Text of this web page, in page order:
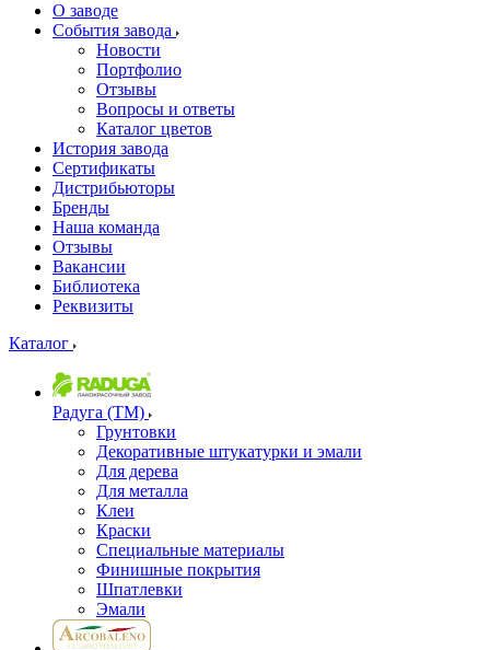
О заводе
События завода
Новости
Портфолио
Отзывы
Вопросы и ответы
Каталог цветов
История завода
Сертификаты
Дистрибьюторы
Бренды
Наша команда
Отзывы
Вакансии
Библиотека
Реквизиты
Каталог
Радуга (ТМ)
Грунтовки
Декоративные штукатурки и эмали
Для дерева
Для металла
Клеи
Краски
Специальные материалы
Финишные покрытия
Шпатлевки
Эмали